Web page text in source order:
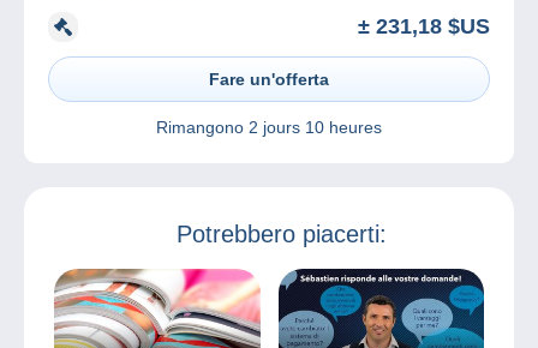
± 231,18 $US
Fare un'offerta
Rimangono 2 jours 10 heures
Potrebbero piacerti: